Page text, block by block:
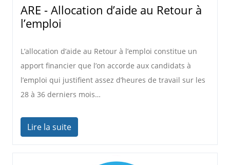
ARE - Allocation d’aide au Retour à
l’emploi
L’allocation d’aide au Retour à l’emploi constitue un
apport financier que l’on accorde aux candidats à
l’emploi qui justifient assez d’heures de travail sur les
28 à 36 derniers mois…
Lire la suite